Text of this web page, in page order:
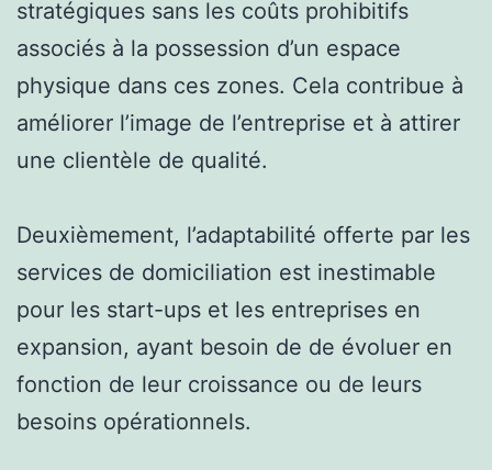
stratégiques sans les coûts prohibitifs
associés à la possession d’un espace
physique dans ces zones. Cela contribue à
améliorer l’image de l’entreprise et à attirer
une clientèle de qualité.
Deuxièmement, l’adaptabilité offerte par les
services de domiciliation est inestimable
pour les start-ups et les entreprises en
expansion, ayant besoin de de évoluer en
fonction de leur croissance ou de leurs
besoins opérationnels.